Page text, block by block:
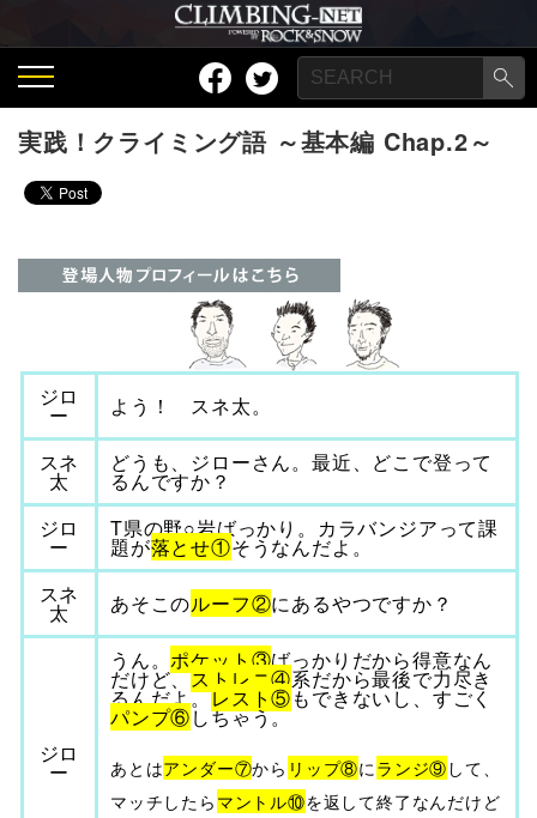
実践！クライミング語 ～基本編 Chap.2～
ジロ
ー よう！ スネ太。
スネ
太
どうも、ジローさん。最近、どこで登って
るんですか？
ジロ
ー
T県の野○岩ばっかり。カラバンジアって課
題が落とせ①そうなんだよ。
スネ
太 あそこのルーフ②にあるやつですか？
ジロ
ー
うん。ポケット③ばっかりだから得意なん
だけど、ストレニ④系だから最後で力尽き
るんだよ。レスト⑤もできないし、すごく
パンプ⑥しちゃう。
あとはアンダー⑦から リップ⑧にランジ⑨ して、
マッチしたら マントル⑩を返して終了なんだけど